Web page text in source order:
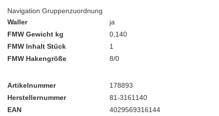
Navigation Gruppenzuordnung
Waller
ja
FMW Gewicht kg
0,140
FMW Inhalt Stück
1
FMW Hakengröße
8/0
Artikelnummer
178893
Herstellernummer
81-3161140
EAN
4029569316144